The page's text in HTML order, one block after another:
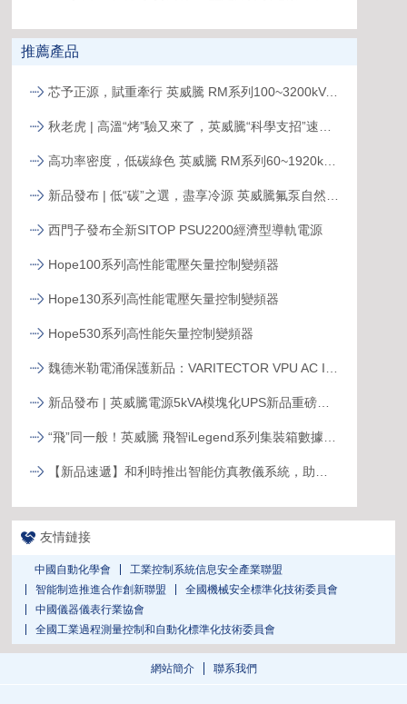
推薦產品
芯予正源，賦重牽行 英威騰 RM系列100~3200kVA模塊化UPS新品發布
西門子發布全新SITOP PSU2200經濟型導軌電源
Hope100系列高性能電壓矢量控制變頻器
Hope130系列高性能電壓矢量控制變頻器
Hope530系列高性能矢量控制變頻器
友情鏈接
中國自動化學會
工業控制系統信息安全產業聯盟
智能制造推進合作創新聯盟
全國機械安全標準化技術委員會
中國儀器儀表行業協會
全國工業過程測量控制和自動化標準化技術委員會
網站簡介 聯系我們